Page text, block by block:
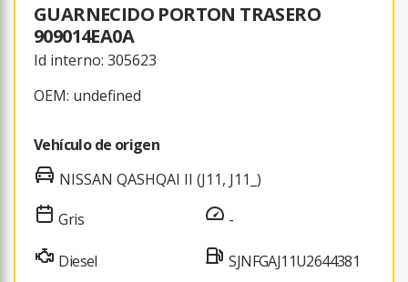
GUARNECIDO PORTON TRASERO
909014EA0A
Id interno: 305623
OEM: undefined
Vehículo de origen
NISSAN QASHQAI II (J11, J11_)
Gris
Diesel
-
SJNFGAJ11U2644381